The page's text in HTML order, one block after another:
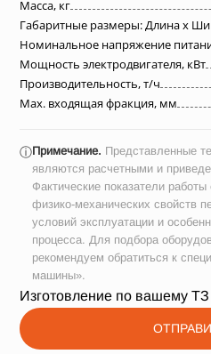
Масса, кг
Габаритные размеры: Длина х
Номинальное напряжение
Мощность электродвигателя, кВт
Производительность, т/ч
Max. входящая фракция, мм
ⓘПримечание. Представленные
являются расчетными и
Фактические показатели
физико-механических свойств
условий эксплуатации и
процесса. Для подбора
рекомендуем обратиться к
машины».
Изготовление по вашему ТЗ